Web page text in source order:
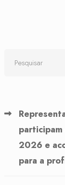
2026 e
para a